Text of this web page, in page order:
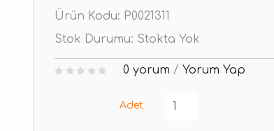
Ürün Kodu: P0021311
Stok Durumu: Stokta Yok
0 yorum / Yorum Yap
Adet